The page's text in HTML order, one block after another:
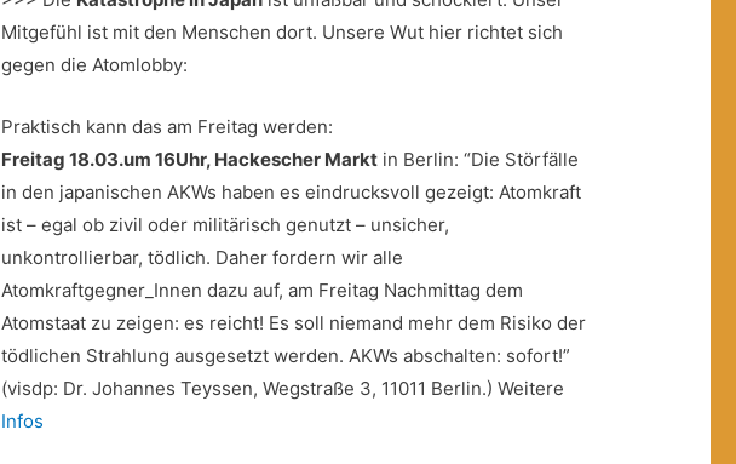
Mitgefühl ist mit den Menschen dort. Unsere Wut hier richtet sich
gegen die Atomlobby:
Praktisch kann das am Freitag werden:
Freitag 18.03.um 16Uhr, Hackescher Markt in Berlin: “Die Störfälle
in den japanischen AKWs haben es eindrucksvoll gezeigt: Atomkraft
ist – egal ob zivil oder militärisch genutzt – unsicher,
unkontrollierbar, tödlich. Daher fordern wir alle
Atomkraftgegner_Innen dazu auf, am Freitag Nachmittag dem
Atomstaat zu zeigen: es reicht! Es soll niemand mehr dem Risiko der
tödlichen Strahlung ausgesetzt werden. AKWs abschalten: sofort!”
(visdp: Dr. Johannes Teyssen, Wegstraße 3, 11011 Berlin.) Weitere
Infos